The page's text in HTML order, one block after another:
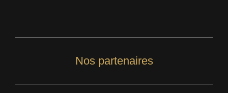
Nos partenaires